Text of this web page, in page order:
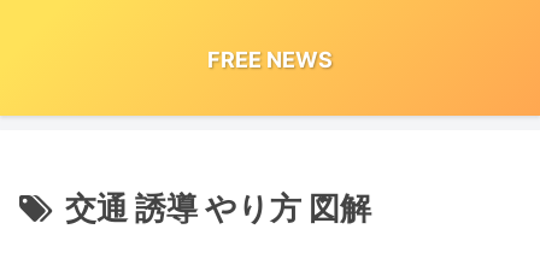
FREE NEWS
交通 誘導 やり方 図解